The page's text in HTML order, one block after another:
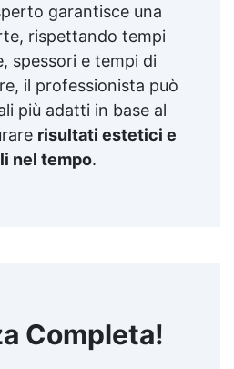
garantisce una
rispettando tempi
spessori e tempi di
il professionista può
più adatti in base al
risultati estetici e
nel tempo.
Completa!